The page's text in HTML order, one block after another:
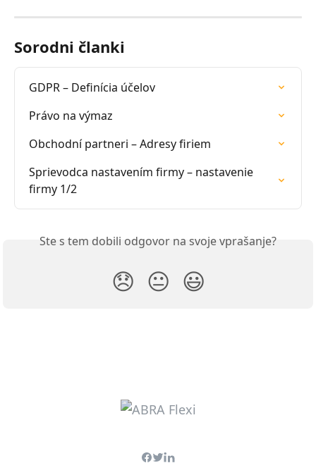
Sorodni članki
GDPR – Definícia účelov
Právo na výmaz
Obchodní partneri – Adresy firiem
Sprievodca nastavením firmy – nastavenie
firmy 1/2
Ste s tem dobili odgovor na svoje vprašanje?
😞 😐 😃